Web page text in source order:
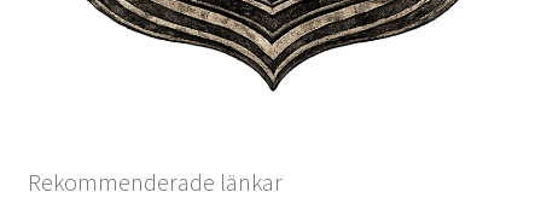
Rekommenderade länkar